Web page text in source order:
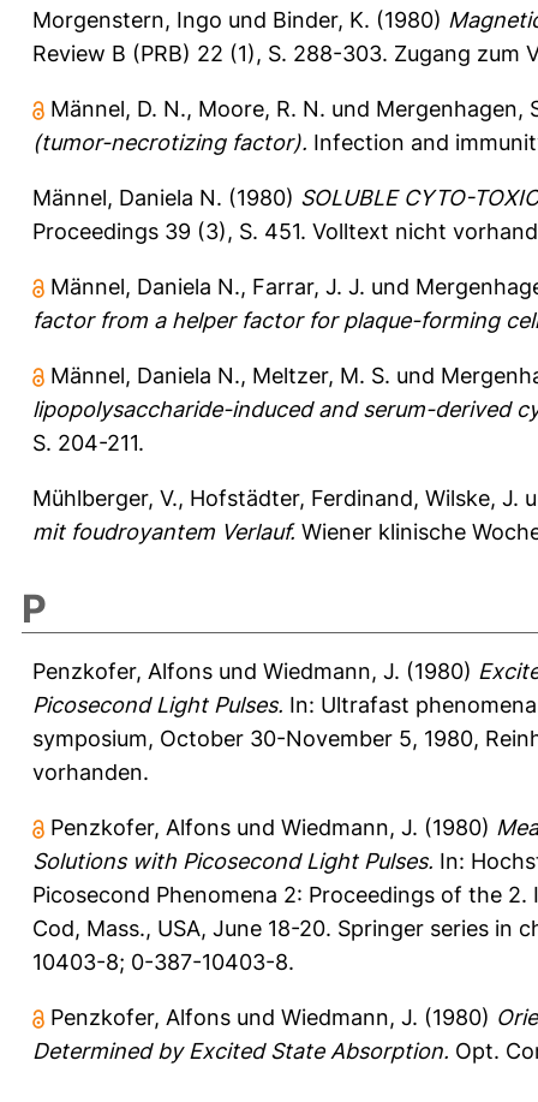
Morgenstern, Ingo und Binder, K. (1980)
Review B (PRB) 22 (1), S. 288-303. Zugang zum
Männel, D. N., Moore, R. N. und Mergenhagen,
(tumor-necrotizing factor). Infection and
Männel, Daniela N. (1980) SOLUBLE CYTO-
Proceedings 39 (3), S. 451. Volltext nicht
Männel, Daniela N., Farrar, J. J. und
factor from a helper factor for plaque-forming
Männel, Daniela N., Meltzer, M. S. und
lipopolysaccharide-induced and serum-derived
S. 204-211.
Mühlberger, V., Hofstädter, Ferdinand, Wilske, J.
mit foudroyantem Verlauf. Wiener klinische
P
Penzkofer, Alfons und Wiedmann, J. (1980)
Picosecond Light Pulses. In: Ultrafast
symposium, October 30-November 5, 1980,
vorhanden.
Penzkofer, Alfons und Wiedmann, J. (1980)
Solutions with Picosecond Light Pulses. In:
Picosecond Phenomena 2: Proceedings of the
Cod, Mass., USA, June 18-20. Springer series in
10403-8; 0-387-10403-8.
Penzkofer, Alfons und Wiedmann, J. (1980)
Determined by Excited State Absorption. Opt.